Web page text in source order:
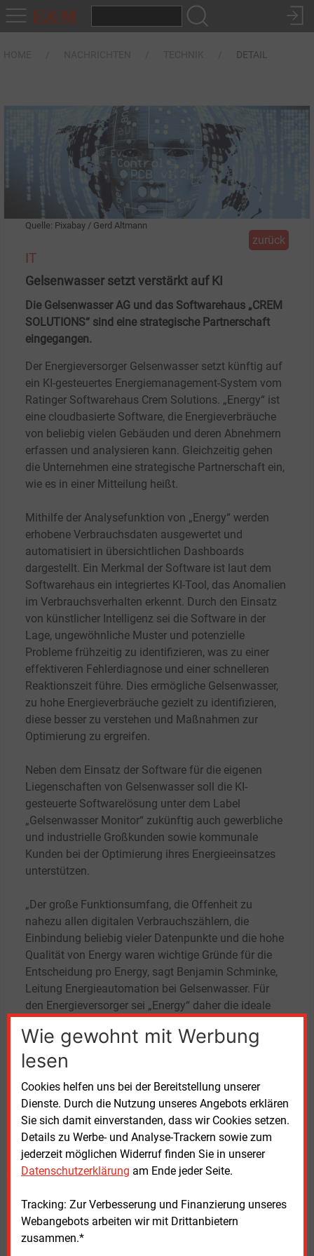
DETAIL
Wie gewohnt mit Werbung
lesen
Cookies helfen uns bei der Bereitstellung unserer
Dienste. Durch die Nutzung unseres Angebots erklären
Sie sich damit einverstanden, dass wir Cookies setzen.
Details zu Werbe- und Analyse-Trackern sowie zum
jederzeit möglichen Widerruf finden Sie in unserer
Datenschutzerklärung am Ende jeder Seite.
Tracking: Zur Verbesserung und Finanzierung unseres
Webangebots arbeiten wir mit Drittanbietern
zusammen.*
Quelle: Pixabay / Gerd Altmann
zurück
IT
Gelsenwasser setzt verstärkt auf KI
Die Gelsenwasser AG und das Softwarehaus „CREM
SOLUTIONS“ sind eine strategische Partnerschaft
eingegangen.
Der Energieversorger Gelsenwasser setzt künftig auf
ein KI-gesteuertes Energiemanagement-System vom
Ratinger Softwarehaus Crem Solutions. „Energy“ ist
eine cloudbasierte Software, die Energieverbräuche
von beliebig vielen Gebäuden und deren Abnehmern
erfassen und analysieren kann. Gleichzeitig gehen
die Unternehmen eine strategische Partnerschaft ein,
wie es in einer Mitteilung heißt.
Mithilfe der Analysefunktion von „Energy“ werden
erhobene Verbrauchsdaten ausgewertet und
automatisiert in übersichtlichen Dashboards
dargestellt. Ein Merkmal der Software ist laut dem
Softwarehaus ein integriertes KI-Tool, das Anomalien
im Verbrauchsverhalten erkennt. Durch den Einsatz
von künstlicher Intelligenz sei die Software in der
Lage, ungewöhnliche Muster und potenzielle
Probleme frühzeitig zu identifizieren, was zu einer
effektiveren Fehlerdiagnose und einer schnelleren
Reaktionszeit führe. Dies ermögliche Gelsenwasser,
zu hohe Energieverbräuche gezielt zu identifizieren,
diese besser zu verstehen und Maßnahmen zur
Optimierung zu ergreifen.
Neben dem Einsatz der Software für die eigenen
Liegenschaften von Gelsenwasser soll die KI-
gesteuerte Softwarelösung unter dem Label
„Gelsenwasser Monitor“ zukünftig auch gewerbliche
und industrielle Großkunden sowie kommunale
Kunden bei der Optimierung ihres Energieeinsatzes
unterstützen.
„Der große Funktionsumfang, die Offenheit zu
nahezu allen digitalen Verbrauchszählern, die
Einbindung beliebig vieler Datenpunkte und die hohe
Qualität von Energy waren wichtige Gründe für die
Entscheidung pro Energy, sagt Benjamin Schminke,
Leitung Energieautomation bei Gelsenwasser. Für
den Energieversorger sei „Energy“ daher die ideale
Marktrollen als wettbewerblicher
Messstellenbetreiber (wMSB) und
Energieserviceanbieter (ESA) sowie für den IoT-
Messstellenbetrieb in den Bereichen Wärme und
Wasser.
Crem Solutions ist ein Anbieter von
Softwarelösungen für das kaufmännische und
technische Immobilienmanagement mit Sitz in
Group, einem weltweit tätigen Anbieter von
Softwarelösungen für die Architektur-, Bau- und
Immobilienbranche mit Sitz in München.